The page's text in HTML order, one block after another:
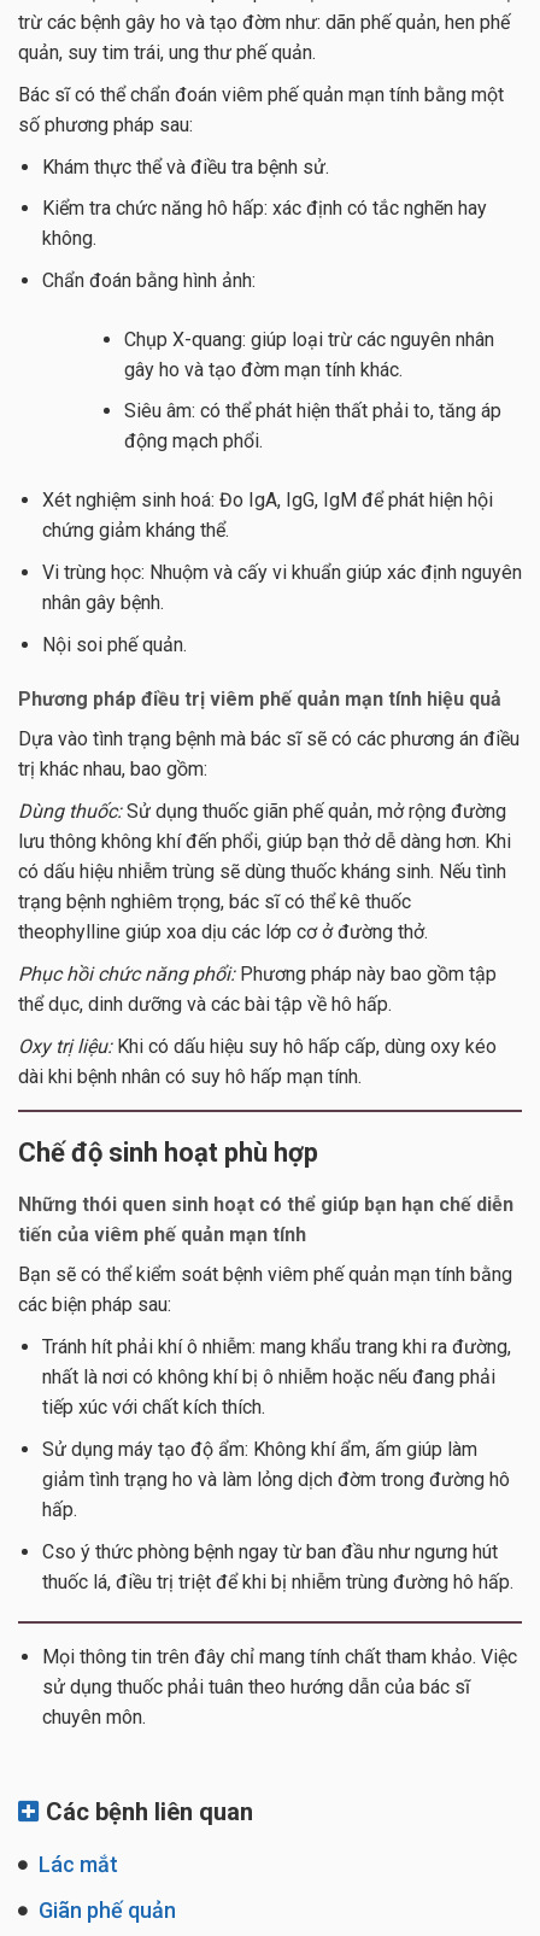
trừ các bệnh gây ho và tạo đờm như: dãn phế quản, hen phế
quản, suy tim trái, ung thư phế quản.
Bác sĩ có thể chẩn đoán viêm phế quản mạn tính bằng một
số phương pháp sau:
Khám thực thể và điều tra bệnh sử.
Kiểm tra chức năng hô hấp: xác định có tắc nghẽn hay
không.
Chẩn đoán bằng hình ảnh:
Chụp X-quang: giúp loại trừ các nguyên nhân
gây ho và tạo đờm mạn tính khác.
Siêu âm: có thể phát hiện thất phải to, tăng áp
động mạch phổi.
Xét nghiệm sinh hoá: Đo IgA, IgG, IgM để phát hiện hội
chứng giảm kháng thể.
Vi trùng học: Nhuộm và cấy vi khuẩn giúp xác định nguyên
nhân gây bệnh.
Nội soi phế quản.
Phương pháp điều trị viêm phế quản mạn tính hiệu quả
Dựa vào tình trạng bệnh mà bác sĩ sẽ có các phương án điều
trị khác nhau, bao gồm:
Dùng thuốc:Sử dụng thuốc giãn phế quản, mở rộng đường
lưu thông không khí đến phổi, giúp bạn thở dễ dàng hơn. Khi
có dấu hiệu nhiễm trùng sẽ dùng thuốc kháng sinh. Nếu tình
trạng bệnh nghiêm trọng, bác sĩ có thể kê thuốc
theophylline giúp xoa dịu các lớp cơ ở đường thở.
Phục hồi chức năng phổi: Phương pháp này bao gồm tập
thể dục, dinh dưỡng và các bài tập về hô hấp.
Oxy trị liệu:Khi có dấu hiệu suy hô hấp cấp, dùng oxy kéo
dài khi bệnh nhân có suy hô hấp mạn tính.
Chế độ sinh hoạt phù hợp
Những thói quen sinh hoạt có thể giúp bạn hạn chế diễn
tiến của viêm phế quản mạn tính
Bạn sẽ có thể kiểm soát bệnh viêm phế quản mạn tính bằng
các biện pháp sau:
Tránh hít phải khí ô nhiễm: mang khẩu trang khi ra đường,
nhất là nơi có không khí bị ô nhiễm hoặc nếu đang phải
tiếp xúc với chất kích thích.
Sử dụng máy tạo độ ẩm: Không khí ẩm, ấm giúp làm
giảm tình trạng ho và làm lỏng dịch đờm trong đường hô
hấp.
Cso ý thức phòng bệnh ngay từ ban đầu như ngưng hút
thuốc lá, điều trị triệt để khi bị nhiễm trùng đường hô hấp.
Mọi thông tin trên đây chỉ mang tính chất tham khảo. Việc
sử dụng thuốc phải tuân theo hướng dẫn của bác sĩ
chuyên môn.
Các bệnh liên quan
Lác mắt
Giãn phế quản